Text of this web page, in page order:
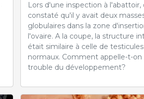
Lors d'une inspection à l'abattoir,
constaté qu'il y avait deux
globulaires dans la zone
l'ovaire. A la coupe, la structure
était similaire à celle de testicules
normaux. Comment appelle-t-on
trouble du développement?